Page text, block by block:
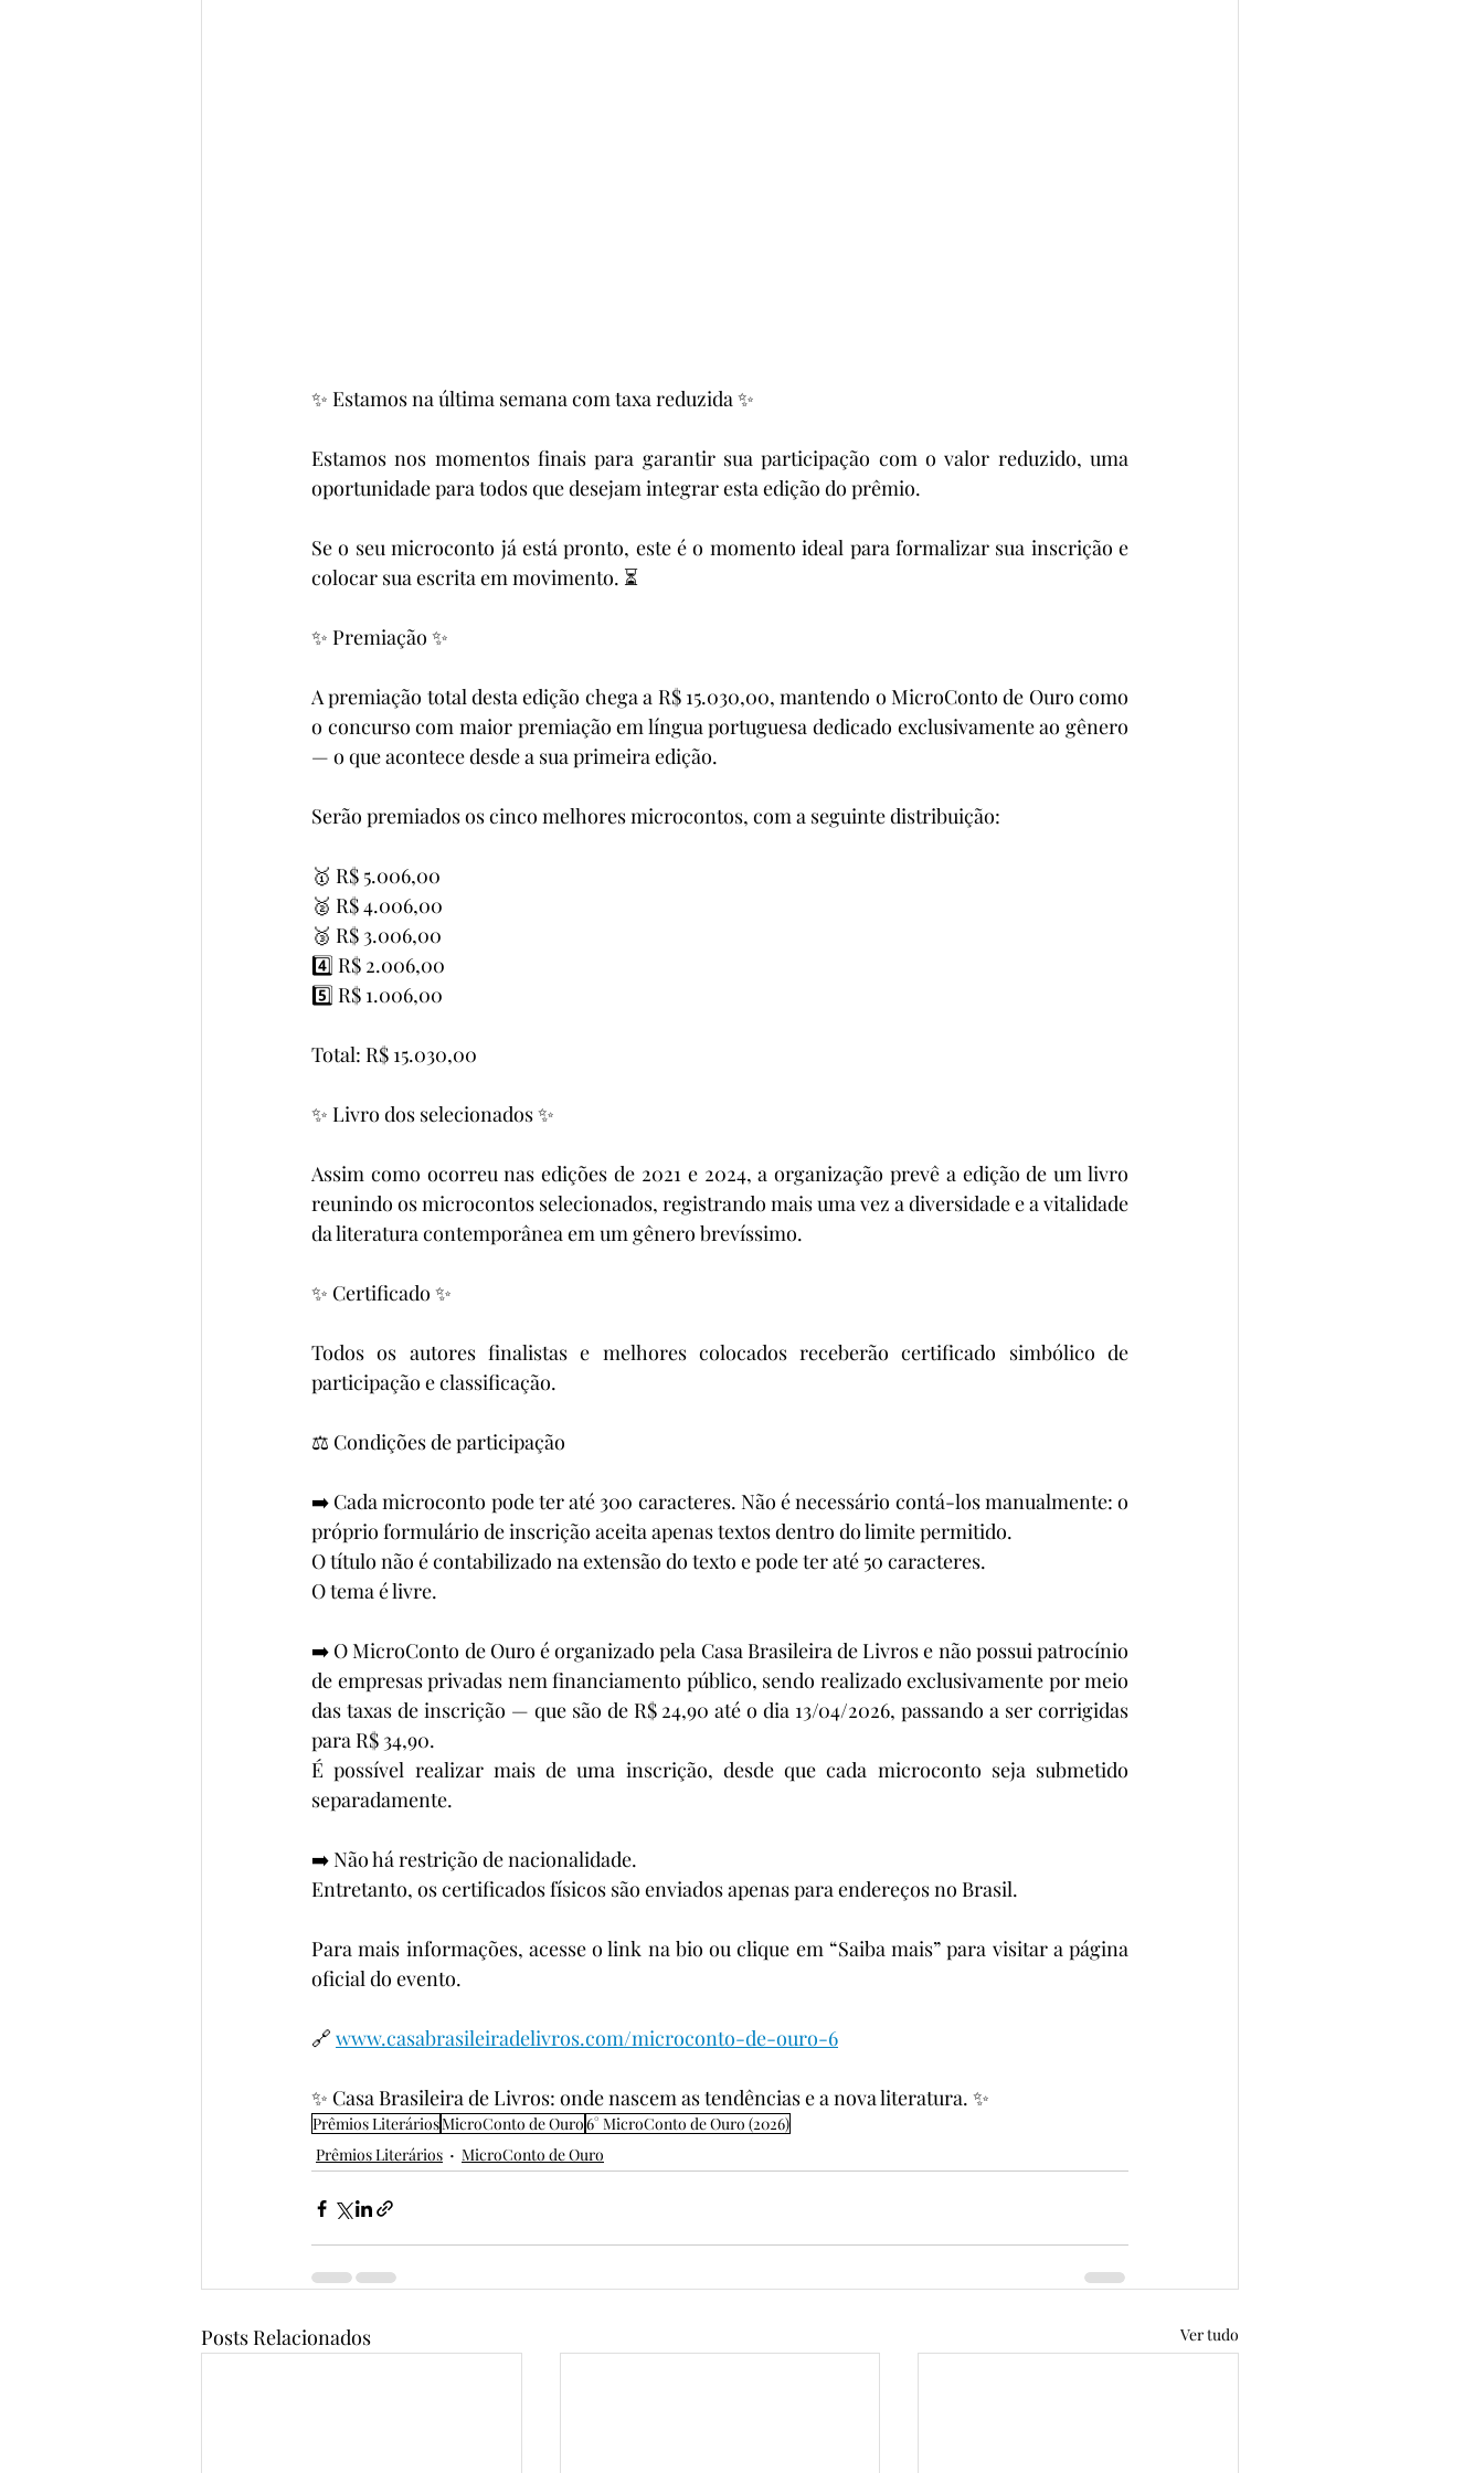
✨ Estamos na última semana com taxa reduzida ✨
Estamos nos momentos finais para garantir sua participação com o valor reduzido, uma
oportunidade para todos que desejam integrar esta edição do prêmio.
Se o seu microconto já está pronto, este é o momento ideal para formalizar sua inscrição e
colocar sua escrita em movimento. ⏳
✨ Premiação ✨
A premiação total desta edição chega a R$ 15.030,00, mantendo o MicroConto de Ouro como
o concurso com maior premiação em língua portuguesa dedicado exclusivamente ao gênero
— o que acontece desde a sua primeira edição.
Serão premiados os cinco melhores microcontos, com a seguinte distribuição:
🥇 R$ 5.006,00
🥈 R$ 4.006,00
🥉 R$ 3.006,00
4️⃣ R$ 2.006,00
5️⃣ R$ 1.006,00
Total: R$ 15.030,00
✨ Livro dos selecionados ✨
Assim como ocorreu nas edições de 2021 e 2024, a organização prevê a edição de um livro
reunindo os microcontos selecionados, registrando mais uma vez a diversidade e a vitalidade
da literatura contemporânea em um gênero brevíssimo.
✨ Certificado ✨
Todos os autores finalistas e melhores colocados receberão certificado simbólico de
participação e classificação.
⚖️ Condições de participação
➡️ Cada microconto pode ter até 300 caracteres. Não é necessário contá-los manualmente: o
próprio formulário de inscrição aceita apenas textos dentro do limite permitido.
O título não é contabilizado na extensão do texto e pode ter até 50 caracteres.
O tema é livre.
➡️ O MicroConto de Ouro é organizado pela Casa Brasileira de Livros e não possui patrocínio
de empresas privadas nem financiamento público, sendo realizado exclusivamente por meio
das taxas de inscrição — que são de R$ 24,90 até o dia 13/04/2026, passando a ser corrigidas
para R$ 34,90.
É possível realizar mais de uma inscrição, desde que cada microconto seja submetido
separadamente.
➡️ Não há restrição de nacionalidade.
Entretanto, os certificados físicos são enviados apenas para endereços no Brasil.
Para mais informações, acesse o link na bio ou clique em “Saiba mais” para visitar a página
oficial do evento.
🔗 www.casabrasileiradelivros.com/microconto-de-ouro-6
✨ Casa Brasileira de Livros: onde nascem as tendências e a nova literatura. ✨
Prêmios LiteráriosMicroConto de Ouro6° MicroConto de Ouro (2026)
Prêmios Literários
MicroConto de Ouro
Posts Relacionados Ver tudo